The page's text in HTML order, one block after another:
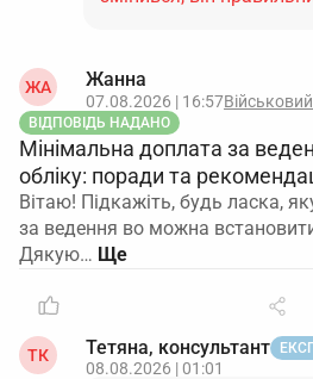
ЖА Жанна
07.08.2026 | 16:57
ВІДПОВІДЬ НАДАНО
Мінімальна доплата за
обліку: поради та
Вітаю! Підкажіть, будь ласка,
за ведення во можна
Дякую…
ТК Тетяна, консультант
08.08.2026 | 01:01